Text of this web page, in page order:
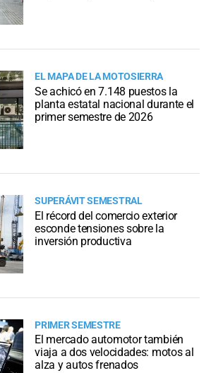
EL MAPA DE LA MOTOSIERRA
Se achicó en 7.148 puestos la
planta estatal nacional durante el
primer semestre de 2026
SUPERÁVIT SEMESTRAL
El récord del comercio exterior
esconde tensiones sobre la
inversión productiva
PRIMER SEMESTRE
El mercado automotor también
viaja a dos velocidades: motos al
alza y autos frenados